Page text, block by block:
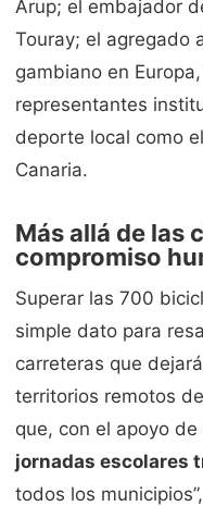
Arup; el embajador
Touray; el agregado
gambiano en
representantes
deporte local como
Canaria.
Más allá de las
compromiso
Superar las 700
simple dato para
carreteras que
territorios remotos
que, con el apoyo
jornadas escolares
todos los